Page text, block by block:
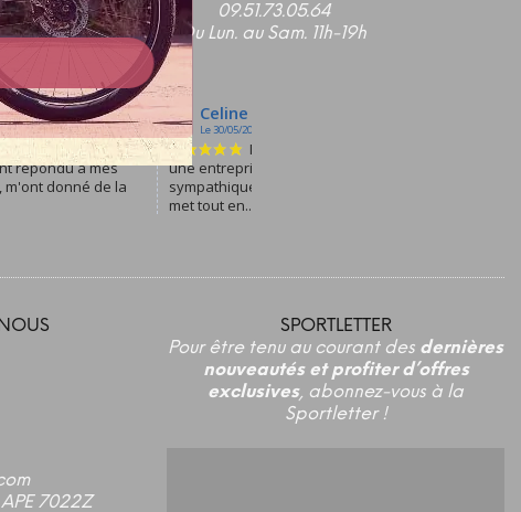
09.51.73.05.64
Du Lun. au Sam. 11h-19h
7022Z
SPORTLETTER
Pour être tenu au courant des dernières
nouveautés et profiter d’offres
exclusives, abonnez-vous à la
Sportletter !